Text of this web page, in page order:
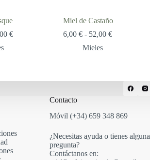
€Rango
Miel de Castaño
6,00 € - 52,00 €Rango
52,00 €
Mieles
Contacto
Móvil (+34) 659 348 869
¿Necesitas ayuda o tienes alguna
pregunta?
Contáctanos en: